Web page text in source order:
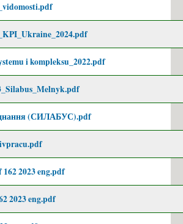
i kompleksu_2022.pdf
(СИЛАБУС).pdf
2023 eng.pdf
2023 eng.pdf